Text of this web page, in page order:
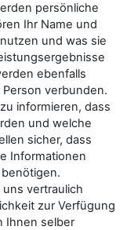
persönliche
Ihr Name und
und was sie
ebenfalls
verbunden.
informieren, dass
und welche
sicher, dass
Informationen
vertraulich
zur Verfügung
Ihnen selber